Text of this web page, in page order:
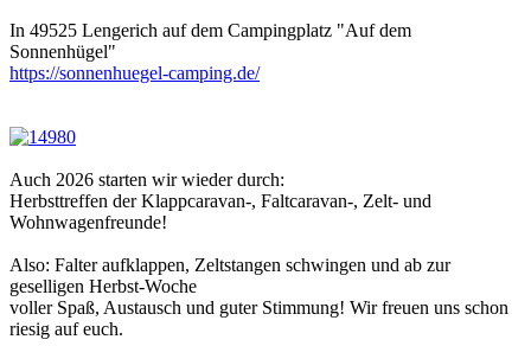
In 49525 Lengerich auf dem Campingplatz "Auf dem
Sonnenhügel"
https://sonnenhuegel-camping.de/
Auch 2026 starten wir wieder durch:
Herbsttreffen der Klappcaravan-, Faltcaravan-, Zelt- und
Wohnwagenfreunde!
Also: Falter aufklappen, Zeltstangen schwingen und ab zur
geselligen Herbst-Woche
voller Spaß, Austausch und guter Stimmung! Wir freuen uns schon
riesig auf euch.